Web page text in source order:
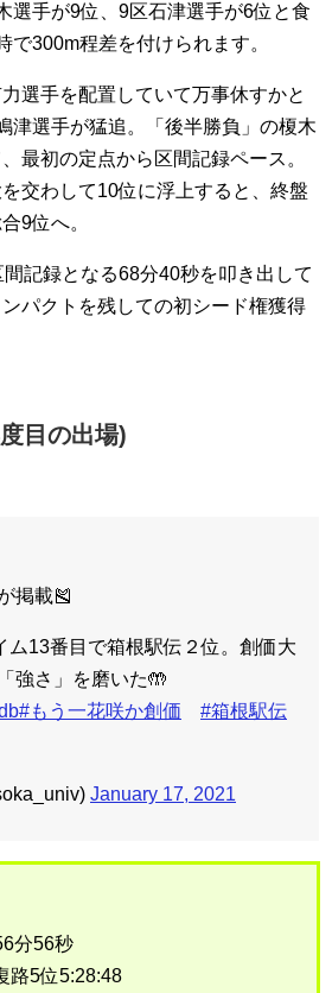
選手が9位、9区石津選手が6位と食
で300m程差を付けられます。
選手を配置していて万事休すかと
津選手が猛追。「後半勝負」の榎木
最初の定点から区間記録ペース。
交わして10位に浮上すると、終盤
9位へ。
記録となる68分40秒を叩き出して
パクトを残しての初シード権獲得
目の出場)
掲載🎽
ム13番目で箱根駅伝２位。創価大
強さ」を磨いた🤲
#もう一花咲か創価
#箱根駅伝
January 17, 2021
分56秒
路5位5:28:48